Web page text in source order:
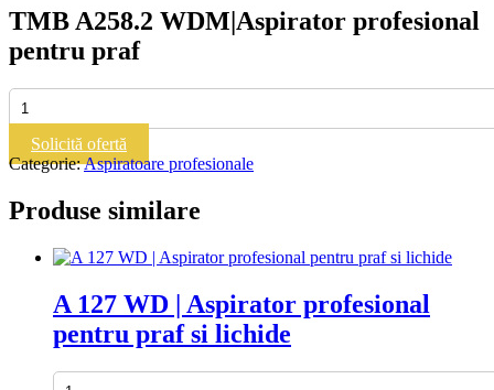
TMB A258.2 WDM|Aspirator profesional
pentru praf
Cantitate
TMB
A258.2
WDM|Aspirator
profesional
praf
Solicită ofertă
Categorie:Aspiratoare profesionale
Produse similare
A 127 WD | Aspirator profesional
pentru praf si lichide
Cantitate